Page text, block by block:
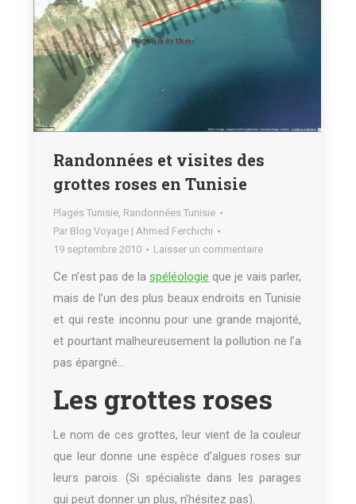
Randonnées et visites des
grottes roses en Tunisie
Plages Tunisie, Randonnées Tunisie
Par Blog Voyage | Ahmed Ferchichi
19 septembre 2010
Laisser un commentaire
Ce n’est pas de la spéléologie que je vais parler,
mais de l’un des plus beaux endroits en Tunisie
et qui reste inconnu pour une grande majorité,
et pourtant malheureusement la pollution ne l’a
pas épargné…
Les grottes roses
Le nom de ces grottes, leur vient de la couleur
que leur donne une espèce d’algues roses sur
leurs parois. (Si spécialiste dans les parages
qui peut donner un plus, n’hésitez pas).